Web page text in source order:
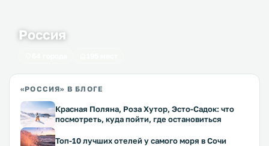
Россия
«РОССИЯ» В БЛОГЕ
Красная Поляна, Роза Хутор, Эсто-Садок: что
посмотреть, куда пойти, где остановиться
Топ-10 лучших отелей у самого моря в Сочи